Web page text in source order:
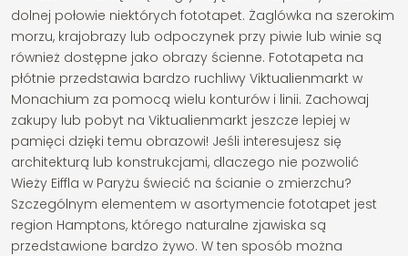
dolnej połowie niektórych fototapet. Żaglówka na szerokim
morzu, krajobrazy lub odpoczynek przy piwie lub winie są
również dostępne jako obrazy ścienne. Fototapeta na
płótnie przedstawia bardzo ruchliwy Viktualienmarkt w
Monachium za pomocą wielu konturów i linii. Zachowaj
zakupy lub pobyt na Viktualienmarkt jeszcze lepiej w
pamięci dzięki temu obrazowi! Jeśli interesujesz się
architekturą lub konstrukcjami, dlaczego nie pozwolić
Wieży Eiffla w Paryżu świecić na ścianie o zmierzchu?
Szczególnym elementem w asortymencie fototapet jest
region Hamptons, którego naturalne zjawiska są
przedstawione bardzo żywo. W ten sposób można